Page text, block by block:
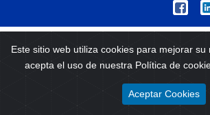
Este sitio web utiliza cookies para mejorar su
acepta el uso de nuestra Política de
Aceptar Cookies